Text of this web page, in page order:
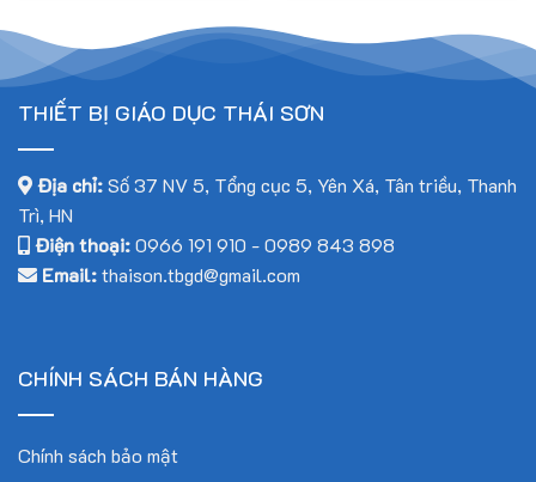
THIẾT BỊ GIÁO DỤC THÁI SƠN
Địa chỉ:Số 37 NV 5, Tổng cục 5, Yên Xá, Tân triều, Thanh
Trì, HN
Điện thoại:0966 191 910 -0989 843 898
Email:thaison.tbgd@gmail.com
CHÍNH SÁCH BÁN HÀNG
Chính sách bảo mật